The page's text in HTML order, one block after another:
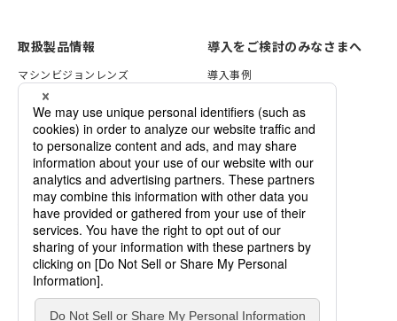
取扱製品情報
マシンビジョンレンズ
VSTライティング
画像処理ソリューション
セキュリティレンズ
各種資料一覧
導入をご検討のみなさまへ
導入事例
照明の選定方法
検証サービスのご案内
デモ機のご依頼
カスタマイズのご案内
企業情報
ニュース
採用情報
ご依頼・お問い合わせ
VSTrend